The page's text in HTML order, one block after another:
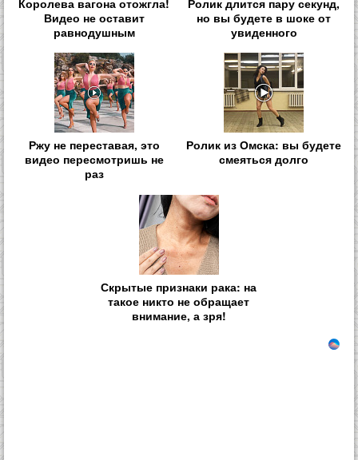
Королева вагона отожгла!
Видео не оставит
равнодушным
Ролик длится пару секунд,
но вы будете в шоке от
увиденного
Ржу не переставая, это
видео пересмотришь не
раз
Ролик из Омска: вы будете
смеяться долго
Скрытые признаки рака: на
такое никто не обращает
внимание, а зря!